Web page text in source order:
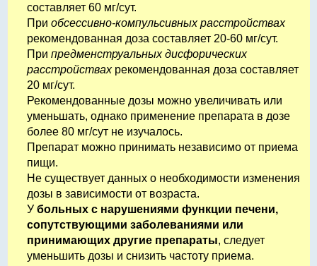
составляет 60 мг/сут.
При обсессивно-компульсивных расстройствах
рекомендованная доза составляет 20-60 мг/сут.
При предменструальных дисфорических
расстройствахрекомендованная доза составляет
20 мг/сут.
Рекомендованные дозы можно увеличивать или
уменьшать, однако применение препарата в дозе
более 80 мг/сут не изучалось.
Препарат можно принимать независимо от приема
пищи.
Не существует данных о необходимости изменения
дозы в зависимости от возраста.
У больных с нарушениями функции печени,
сопутствующими заболеваниями или
принимающих другие препараты, следует
уменьшить дозы и снизить частоту приема.